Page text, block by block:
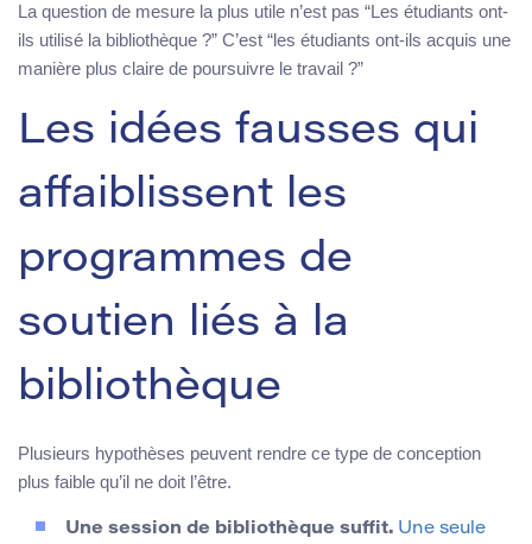
La question de mesure la plus utile n’est pas “Les étudiants ont-
ils utilisé la bibliothèque ?” C’est “les étudiants ont-ils acquis une
manière plus claire de poursuivre le travail ?”
Les idées fausses qui
affaiblissent les
programmes de
soutien liés à la
bibliothèque
Plusieurs hypothèses peuvent rendre ce type de conception
plus faible qu’il ne doit l’être.
Une session de bibliothèque suffit. Une seule